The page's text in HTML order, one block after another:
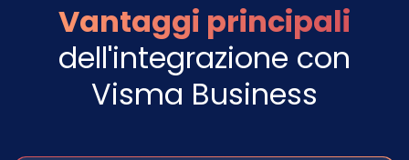
Vantaggi principali
dell'integrazione con
Visma Business